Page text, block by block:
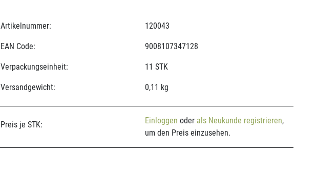
Artikelnummer: 120043
EAN Code: 9008107347128
Verpackungseinheit: 11 STK
Versandgewicht: 0,11 kg
Preis je STK: Einloggen oder als Neukunde registrieren,
um den Preis einzusehen.